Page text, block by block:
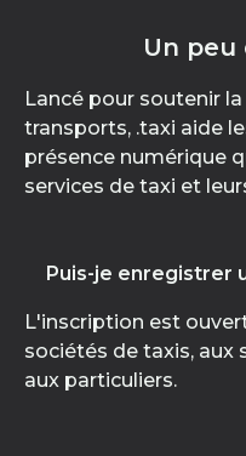
Un
Lancé pour soutenir
transports, .taxi aide
présence numérique
services de taxi et
Puis-je enregistrer
L'inscription est
sociétés de taxis, aux
aux particuliers.